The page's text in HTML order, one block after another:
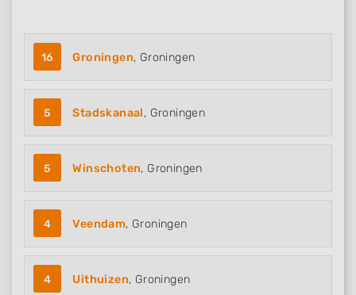
16 Groningen, Groningen
5 Stadskanaal, Groningen
5 Winschoten, Groningen
4 Veendam, Groningen
4 Uithuizen, Groningen